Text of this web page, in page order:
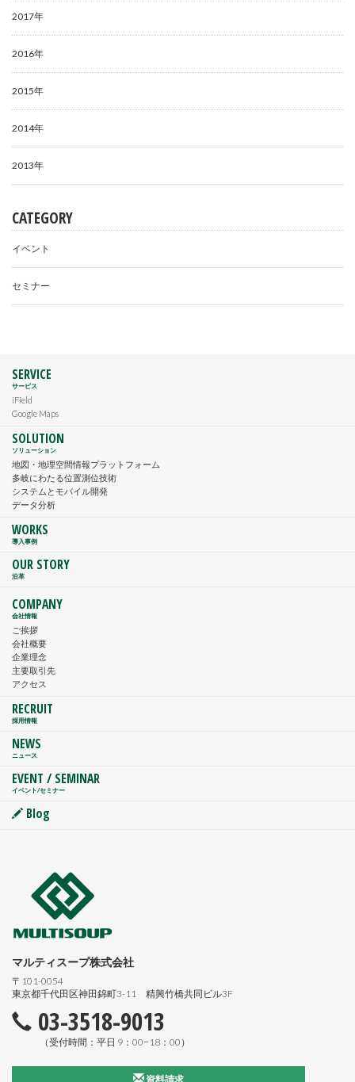
2017年
2016年
2015年
2014年
2013年
CATEGORY
イベント
セミナー
SERVICE
サービス
iField
Google Maps
SOLUTION
ソリューション
地図・地理空間情報プラットフォーム
多岐にわたる位置測位技術
システムとモバイル開発
データ分析
WORKS
導入事例
OUR STORY
沿革
COMPANY
会社情報
ご挨拶
会社概要
企業理念
主要取引先
アクセス
RECRUIT
採用情報
NEWS
ニュース
EVENT / SEMINAR
イベント/セミナー
Blog
マルティスープ株式会社
〒101-0054
東京都千代田区神田錦町3-11 精興竹橋共同ビル3F
03-3518-9013
（受付時間：平日 9：00−18：00）
資料請求